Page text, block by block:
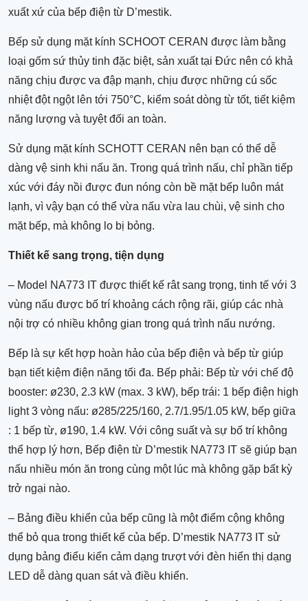
xuất xứ của bếp điện từ D’mestik.
Bếp sử dụng mặt kính SCHOOT CERAN được làm bằng
loại gốm sứ thủy tinh đặc biệt, sản xuất tại Đức nên có khả
năng chịu được va đập mạnh, chịu được những cú sốc
nhiệt đột ngột lên tới 750°C, kiểm soát dòng từ tốt, tiết kiệm
năng lượng và tuyệt đối an toàn.
Sử dụng mặt kính SCHOTT CERAN nên bạn có thể dễ
dàng vệ sinh khi nấu ăn. Trong quá trình nấu, chỉ phần tiếp
xúc với đáy nồi được đun nóng còn bề mặt bếp luôn mát
lạnh, vì vậy bạn có thể vừa nấu vừa lau chùi, vệ sinh cho
mặt bếp, mà không lo bị bỏng.
Thiết kế sang trọng, tiện dụng
– Model NA773 IT được thiết kế rât sang trọng, tinh tế với 3
vùng nấu được bố trí khoảng cách rộng rãi, giúp các nhà
nội trợ có nhiều không gian trong quá trình nấu nướng.
Bếp là sự kết hợp hoàn hảo của bếp điện và bếp từ giúp
bạn tiết kiệm điện năng tối đa. Bếp phải: Bếp từ với chế độ
booster: ø230, 2.3 kW (max. 3 kW), bếp trái: 1 bếp điện high
light 3 vòng nấu: ø285/225/160, 2.7/1.95/1.05 kW, bếp giữa
: 1 bếp từ, ø190, 1.4 kW. Với công suất và sự bố trí không
thể hợp lý hơn, Bếp điện từ D’mestik NA773 IT sẽ giúp bạn
nấu nhiều món ăn trong cùng một lúc mà không gặp bất kỳ
trở ngại nào.
– Bảng điều khiển của bếp cũng là một điểm cộng không
thể bỏ qua trong thiết kế của bếp. D’mestik NA773 IT sử
dụng bảng điểu kiển cảm dạng trượt với đèn hiển thị dạng
LED dễ dàng quan sát và điều khiển.